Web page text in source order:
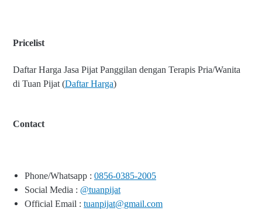
Pricelist
Daftar Harga Jasa Pijat Panggilan dengan Terapis Pria/Wanita
di Tuan Pijat (Daftar Harga)
Contact
Phone/Whatsapp : 0856-0385-2005
Social Media : @tuanpijat
Official Email : tuanpijat@gmail.com